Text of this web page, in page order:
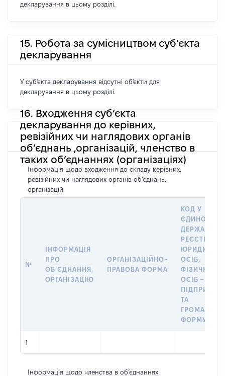
декларування в цьому розділі.
15. Робота за сумісництвом суб’єкта
декларування
У суб'єкта декларування відсутні об'єкти для
декларування в цьому розділі.
16. Входження суб’єкта
декларування до керівних,
ревізійних чи наглядових органів
об’єднань ,організацій, членство в
таких об’єднаннях (організаціях)
Інформація щодо входження до складу керівних,
ревізійних чи наглядових органів об’єднань,
організацій:
№
ІНФОРМАЦІЯ
ПРО
ОБʼЄДНАННЯ,
ОРГАНІЗАЦІЮ
ОРГАНІЗАЦІЙНО-
ПРАВОВА ФОРМА
КОД У
ЄДИНОМУ
РЕЄСТРІ
ОСІБ,
ФІЗИЧНИХ
ОСІБ –
ТА
1
Інформація щодо членства в об’єднаннях